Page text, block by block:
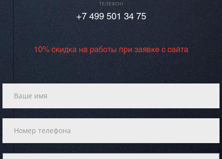
ТЕЛЕФОН
+7 499 501 34 75
10% скидка на работы при заявке с сайта